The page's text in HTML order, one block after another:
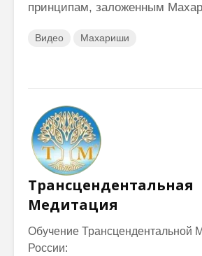
принципам, заложенным
Видео Махариши
Трансцендентальная
Медитация
Обучение Трансцендентальной
России: